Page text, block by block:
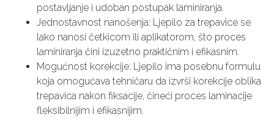
postavljanje i udoban postupak laminiranja.
Jednostavnost nanošenja: Ljepilo za trepavice se
lako nanosi četkicom ili aplikatorom, što proces
laminiranja čini izuzetno praktičnim i efikasnim.
Mogućnost korekcije: Ljepilo ima posebnu formulu
koja omogućava tehničaru da izvrši korekcije oblika
trepavica nakon fiksacije, čineći proces laminacije
fleksibilnijim i efikasnijim.